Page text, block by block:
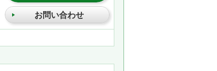
お問い合わせ